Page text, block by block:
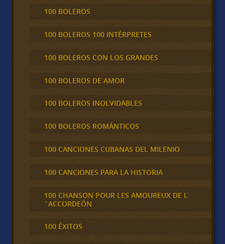
100 BOLEROS
100 BOLEROS 100 INTÉRPRETES
100 BOLEROS CON LOS GRANDES
100 BOLEROS DE AMOR
100 BOLEROS INOLVIDABLES
100 BOLEROS ROMÁNTICOS
100 CANCIONES CUBANAS DEL MILENIO
100 CANCIONES PARA LA HISTORIA
100 CHANSON POUR LES AMOUREUX DE L
´ACCORDEÓN
100 ÉXITOS